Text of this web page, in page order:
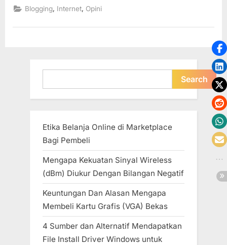
Alexa
Rank
Ukuran
Blogging, Internet, Opini
Search
Etika Belanja Online di Marketplace
Bagi Pembeli
Mengapa Kekuatan Sinyal Wireless
(dBm) Diukur Dengan Bilangan Negatif
Keuntungan Dan Alasan Mengapa
Membeli Kartu Grafis (VGA) Bekas
4 Sumber dan Alternatif Mendapatkan
File Install Driver Windows untuk